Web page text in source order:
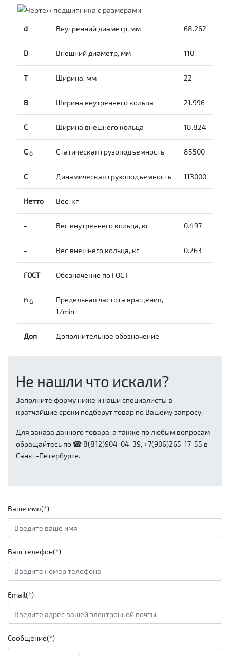
d Внутренний диаметр, мм 68.262
D Внешний диаметр, мм 110
T Ширина, мм 22
B Ширина внутреннего кольца 21.996
С Ширина внешнего кольца 18.824
С 0 Статическая грузоподъемность 85500
C Динамическая грузоподъемность 113000
Нетто Вес, кг
- Вес внутреннего кольца, кг 0.497
- Вес внешнего кольца, кг 0.263
ГОСТ Обозначение по ГОСТ
n G
Предельная частота вращения,
1/min
Доп Дополнительное обозначение
Не нашли что искали?
Заполните форму ниже и наши специалисты в
кратчайшие сроки подберут товар по Вашему запросу.
Для заказа данного товара, а также по любым вопросам
обращайтесь по ☎ 8(812)904-04-39, +7(906)265-17-55 в
Санкт-Петербурге.
Ваше имя(*)
Ваш телефон(*)
Email(*)
Сообщение(*)